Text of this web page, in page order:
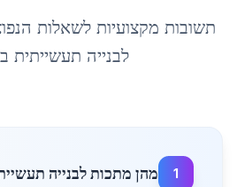
תשובות מקצועיות לשאלות
לבנייה תעשייתית ב
1 מהן מתכות לבנייה